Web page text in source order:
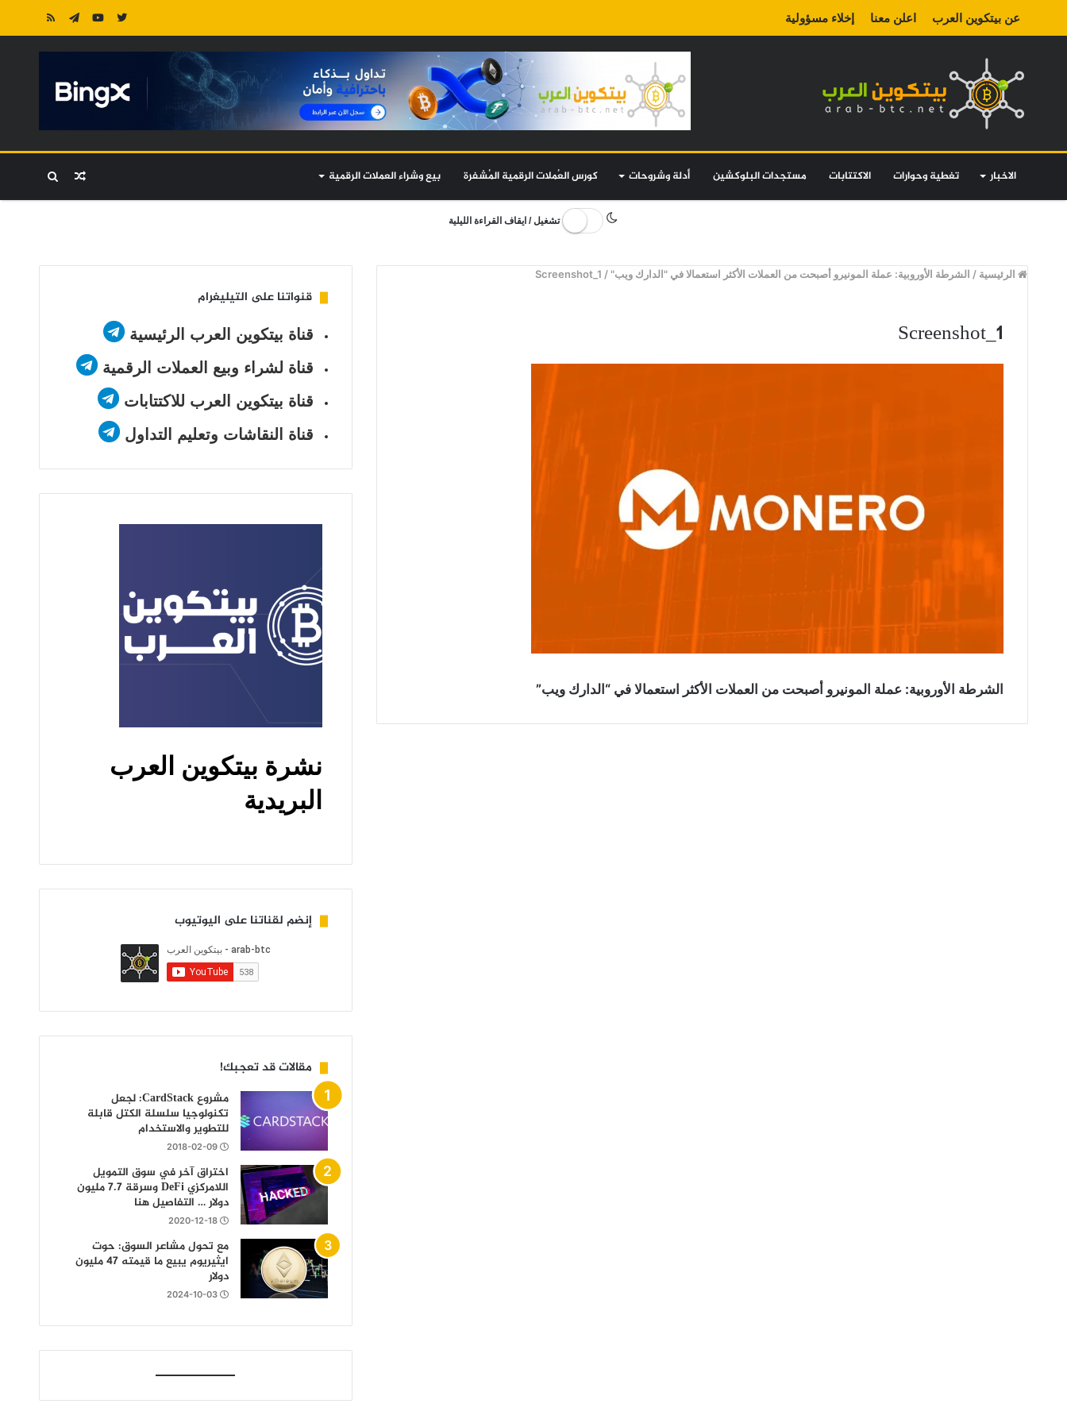
عن بيتكوين العرب اعلن معنا إخلاء مسؤولية
الاخبار تغطية وحوارات الاكتتابات مستجدات البلوكشين أدلة وشروحات كورس العُملات الرقمية المُشفرة بيع وشراء العملات الرقمية بحث مقال
تشغيل / ايقاف القراءة الليلية
الرئيسية / الشرطة الأوروبية: عملة المونيرو أصبحت من العملات الأكثر استعمالا في "الدارك ويب" /
Screenshot_1
Screenshot_1
الشرطة الأوروبية: عملة المونيرو أصبحت من العملات الأكثر استعمالا في “الدارك ويب”
قنواتنا على التيليغرام
قناة بيتكوين العرب الرئيسية
قناة لشراء وبيع العملات الرقمية
قناة بيتكوين العرب للاكتتابات
قناة النقاشات وتعليم التداول
إنضم لقناتنا على اليوتيوب
مقالات قد تعجبك!
مشروع CardStack: لجعل
تكنولوجيا سلسلة الكتل قابلة
للتطوير والاستخدام
2018-02-09
اختراق آخر في سوق التمويل
اللامركزي DeFi وسرقة 7.7 مليون
دولار … التفاصيل هنا
2020-12-18
مع تحول مشاعر السوق: حوت
ايثيريوم يبيع ما قيمته 47 مليون
دولار
2024-10-03